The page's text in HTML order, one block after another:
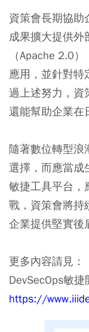
資策會長期協助
成果擴大提供外
（Apache 2.0
應用，並針對特
過上述努力，資
還能幫助企業在
隨著數位轉型浪
選擇，而應當成
敏捷工具平台，
戰，資策會將持
企業提供堅實後
更多內容請見：
DevSecOps敏
https://